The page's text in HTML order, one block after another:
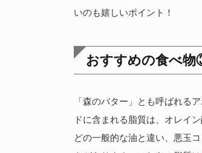
いのも嬉しいポイント！
おすすめの食べ
「森のバター」とも呼ばれる
ドに含まれる脂質は、オレイ
どの一般的な油と違い、悪玉